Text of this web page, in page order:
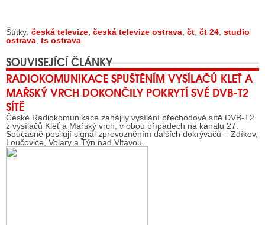
Štítky: česká televize česká televize ostrava čt čt 24 studio
ostrava ts ostrava
SOUVISEJÍCÍ ČLÁNKY
RADIOKOMUNIKACE SPUŠTĚNÍM VYSÍLAČŮ KLEŤ A
MAŘSKÝ VRCH DOKONČILY POKRYTÍ SVÉ DVB-T2
SÍTĚ
České Radiokomunikace zahájily vysílání přechodové sítě DVB-T2
z vysílačů Kleť a Mařský vrch, v obou případech na kanálu 27.
Současně posilují signál zprovozněním dalších dokrývačů – Zdíkov,
Loučovice, Volary a Týn nad Vltavou.